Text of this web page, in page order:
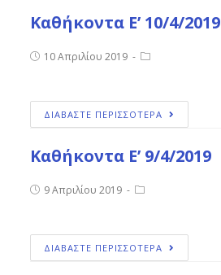
Καθήκοντα Ε’ 10/4/2019
10 Απριλίου 2019
ΔΙΑΒΑΣΤΕ ΠΕΡΙΣΣΟΤΕΡΑ
Καθήκοντα Ε’ 9/4/2019
9 Απριλίου 2019
ΔΙΑΒΑΣΤΕ ΠΕΡΙΣΣΟΤΕΡΑ